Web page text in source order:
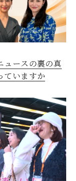
ュースの裏の真
ていますか